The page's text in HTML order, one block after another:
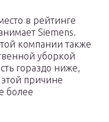
в рейтинге
Siemens.
компании также
уборкой
гораздо ниже,
причине
более